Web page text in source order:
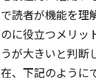
で読者が機能を理
のに役立つメリッ
うが大きいと判断
在、下記のように